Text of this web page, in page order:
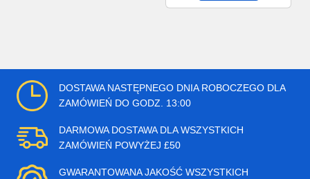
DOSTAWA NASTĘPNEGO DNIA ROBOCZEGO DLA
ZAMÓWIEŃ DO GODZ. 13:00
DARMOWA DOSTAWA DLA WSZYSTKICH
ZAMÓWIEŃ POWYŻEJ £50
GWARANTOWANA JAKOŚĆ WSZYSTKICH